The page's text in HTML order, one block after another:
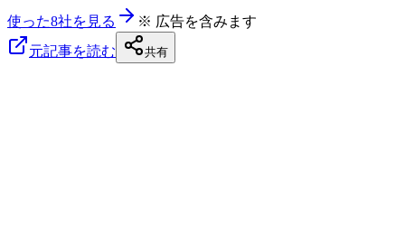
使った8社を見る
※ 広告を含みます
元記事を読む
共有